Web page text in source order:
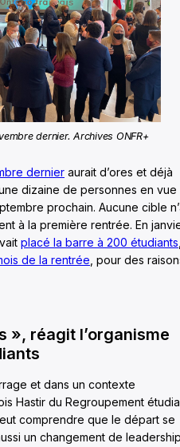
dernier. Archives ONFR+
dernier aurait d’ores et déjà
dizaine de personnes en vue
prochain. Aucune cible
à la première rentrée. En
placé la barre à 200 étudiants
de la rentrée , pour des
», réagit l’organisme
et dans un contexte
Hastir du Regroupement
comprendre que le départ se
un changement de